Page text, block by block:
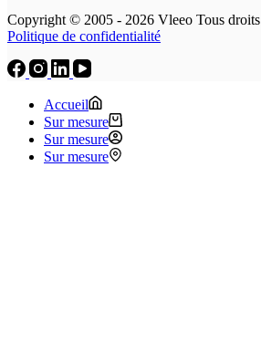
Copyright © 2005 - 2026 Vleeo Tous droits
Politique de confidentialité
Accueil
Sur mesure
Sur mesure
Sur mesure